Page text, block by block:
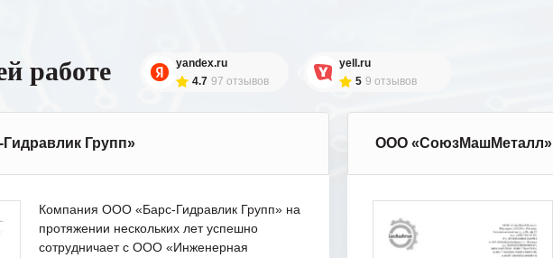
работе
yandex.ru
4.7 97 отзывов
yell.ru
5 9 отзывов
Групп»
Компания ООО «Барс-Гидравлик Групп» на
протяжении нескольких лет успешно
сотрудничает с ООО «Инженерная
ООО «СоюзМашМеталл»